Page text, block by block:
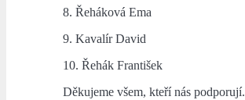
8. Řeháková Ema
9. Kavalír David
10. Řehák František
Děkujeme všem, kteří nás podporují.